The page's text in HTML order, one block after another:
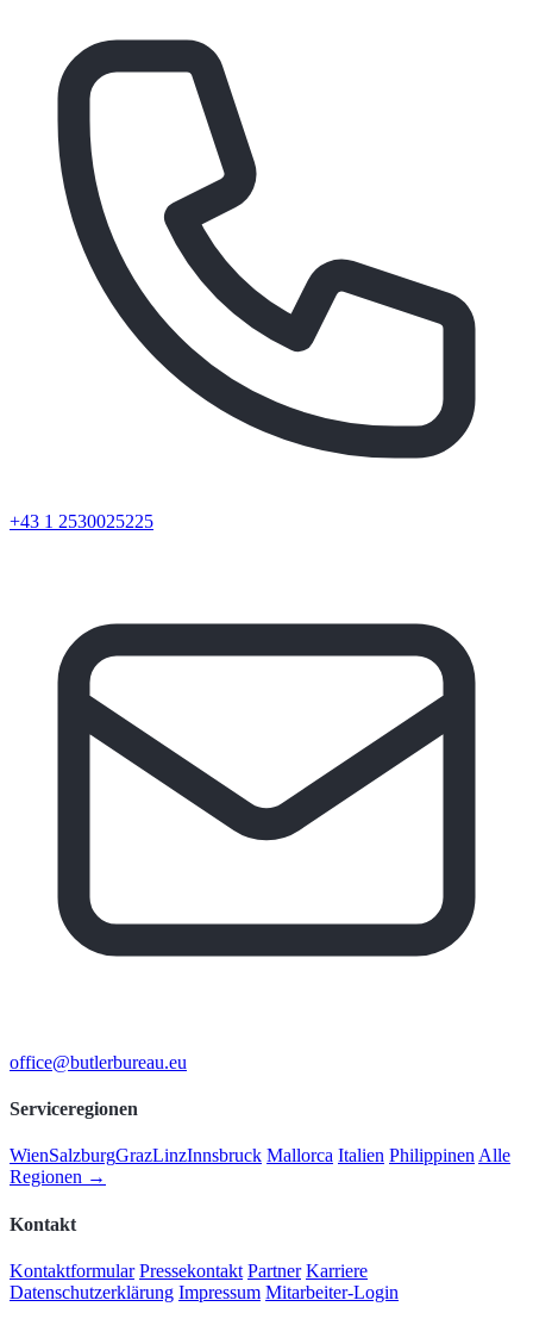
+43 1 2530025225
office@butlerbureau.eu
Serviceregionen
WienSalzburgGrazLinzInnsbruck Mallorca Italien Philippinen Alle
Regionen →
Kontakt
Kontaktformular Pressekontakt Partner Karriere
Datenschutzerklärung Impressum Mitarbeiter-Login